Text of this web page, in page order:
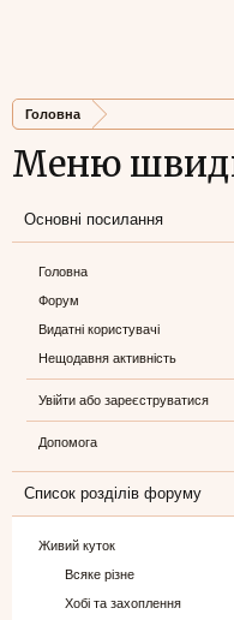
Головна
Меню
Основні посилання
Головна
Форум
Видатні користувачі
Нещодавня активність
Увійти або зареєструватися
Допомога
Список розділів форуму
Живий куток
Всяке різне
Хобі та захоплення